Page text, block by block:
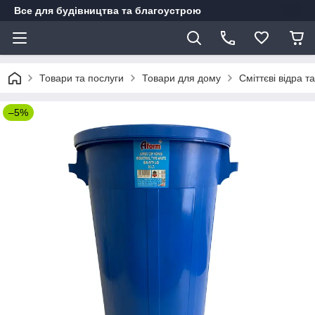
Все для будівництва та благоустрою
Товари та послуги Товари для дому Сміттєві відра
–5%